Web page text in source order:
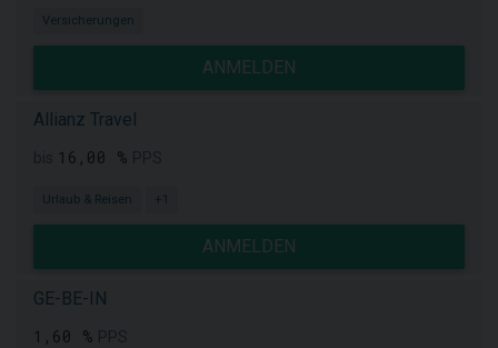
Versicherungen
ANMELDEN
Allianz Travel
16,00 %
Urlaub & Reisen +1
ANMELDEN
GE-BE-IN
1,60 %